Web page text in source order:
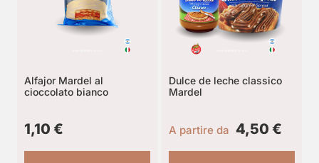
Alfajor Mardel al
cioccolato bianco
1,10 €
Dulce de leche classico
Mardel
A partire da 4,50 €